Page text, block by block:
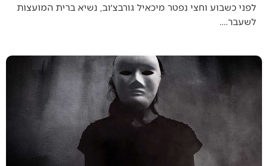
לפני כשבוע וחצי נפטר מיכאיל גורבצ׳וב, נשיא ברית המועצות
לשעבר.…